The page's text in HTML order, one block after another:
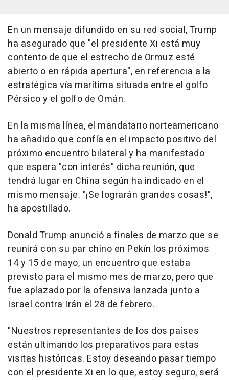
En un mensaje difundido en su red social, Trump
ha asegurado que "el presidente Xi está muy
contento de que el estrecho de Ormuz esté
abierto o en rápida apertura", en referencia a la
estratégica vía marítima situada entre el golfo
Pérsico y el golfo de Omán.
En la misma línea, el mandatario norteamericano
ha añadido que confía en el impacto positivo del
próximo encuentro bilateral y ha manifestado
que espera "con interés" dicha reunión, que
tendrá lugar en China según ha indicado en el
mismo mensaje. "¡Se lograrán grandes cosas!",
ha apostillado.
Donald Trump anunció a finales de marzo que se
reunirá con su par chino en Pekín los próximos
14 y 15 de mayo, un encuentro que estaba
previsto para el mismo mes de marzo, pero que
fue aplazado por la ofensiva lanzada junto a
Israel contra Irán el 28 de febrero.
"Nuestros representantes de los dos países
están ultimando los preparativos para estas
visitas históricas. Estoy deseando pasar tiempo
con el presidente Xi en lo que, estoy seguro, será